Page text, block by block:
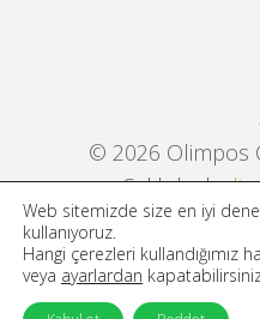
© 2026 Olimpos
Saklıdır |
Developed by
Web sitemizde size en iyi
kullanıyoruz.
Hangi çerezleri kullandığımız
veya ayarlardan